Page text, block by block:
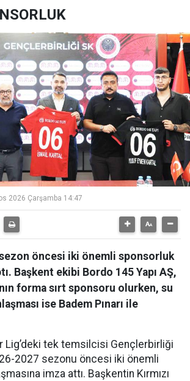
2026 Çarşamba 14:47
öncesi iki önemli sponsorluk
Başkent ekibi Bordo 145 Yapı AŞ,
forma sırt sponsoru olurken, su
ise Badem Pınarı ile
Lig’deki tek temsilcisi Gençlerbirliği
2027 sezonu öncesi iki önemli
imza attı. Başkentin Kırmızı